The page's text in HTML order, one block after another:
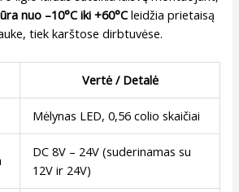
nuo –10°C iki +60°Cleidžia prietaisą
tiek karštose dirbtuvėse.
Vertė / Detalė
Mėlynas LED, 0,56 colio skaičiai
DC 8V – 24V (suderinamas su
12V ir 24V)